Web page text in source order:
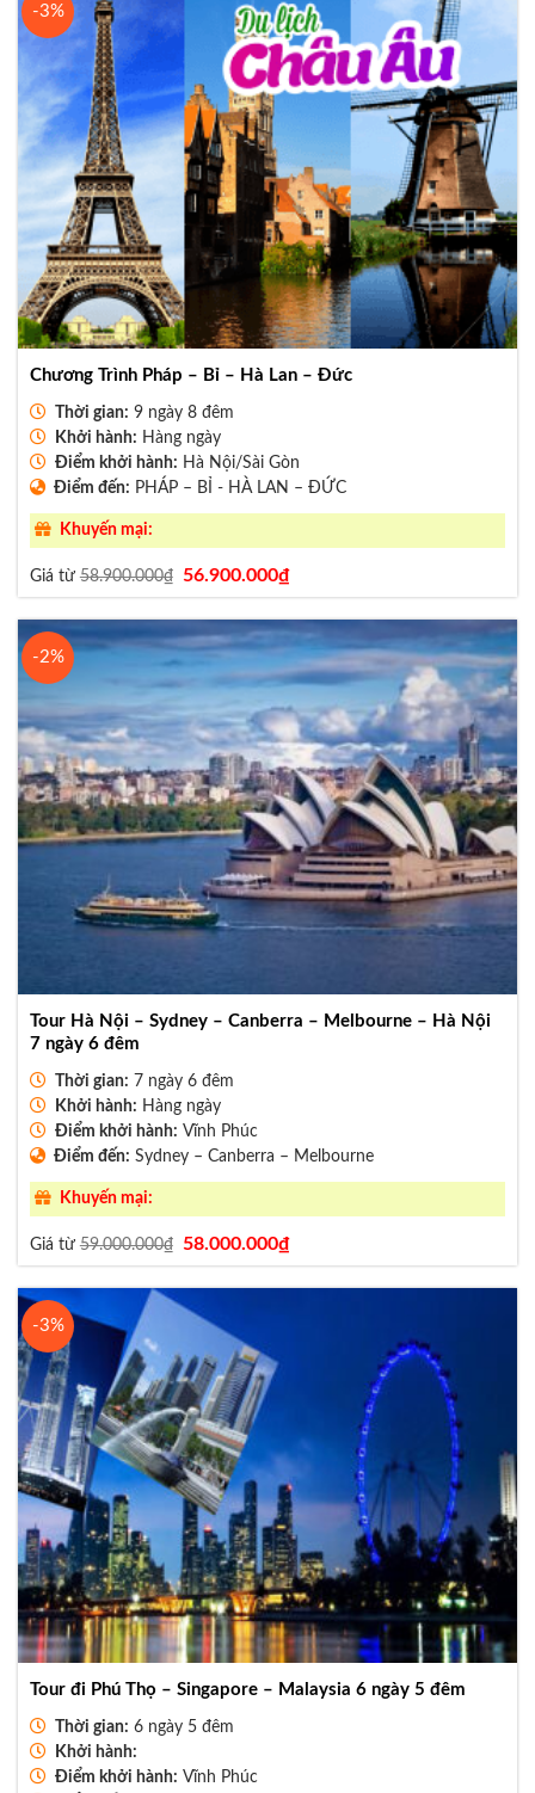
-3%
Chương Trình Pháp – Bỉ – Hà Lan – Đức
Thời gian: 9 ngày 8 đêm
Khởi hành: Hàng ngày
Điểm khởi hành: Hà Nội/Sài Gòn
Điểm đến: PHÁP – BỈ - HÀ LAN – ĐỨC
Khuyến mại:
Giá từ58.900.000₫
Giá
gốc
là:
58.900.000₫.
56.900.000₫Giá
hiện
tại
là:
56.900.000₫.
-2%
Tour Hà Nội – Sydney – Canberra – Melbourne – Hà Nội
7 ngày 6 đêm
Thời gian: 7 ngày 6 đêm
Khởi hành: Hàng ngày
Điểm khởi hành: Vĩnh Phúc
Điểm đến: Sydney – Canberra – Melbourne
Khuyến mại:
Giá từ59.000.000₫
Giá
gốc
là:
59.000.000₫.
58.000.000₫Giá
hiện
tại
là:
-3%
Tour đi Phú Thọ – Singapore – Malaysia 6 ngày 5 đêm
Thời gian: 6 ngày 5 đêm
Khởi hành:
Điểm khởi hành: Vĩnh Phúc